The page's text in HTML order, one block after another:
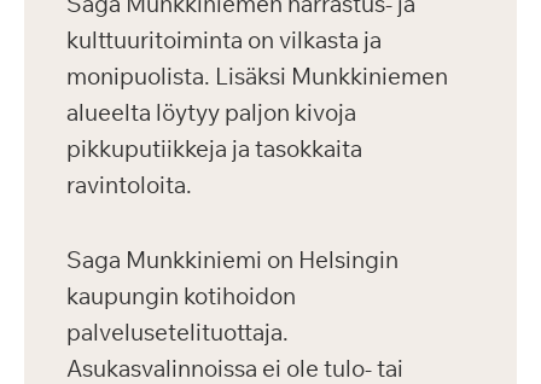
kulttuuritoiminta on vilkasta ja
monipuolista. Lisäksi Munkkiniemen
alueelta löytyy paljon kivoja
pikkuputiikkeja ja tasokkaita
ravintoloita.
Saga Munkkiniemi on Helsingin
kaupungin kotihoidon
palvelusetelituottaja.
Asukasvalinnoissa ei ole tulo- tai